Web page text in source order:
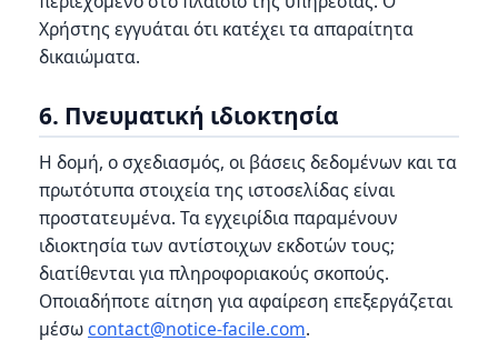
Χρήστης εγγυάται ότι κατέχει τα απαραίτητα
δικαιώματα.
6. Πνευματική ιδιοκτησία
Η δομή, ο σχεδιασμός, οι βάσεις δεδομένων και τα
πρωτότυπα στοιχεία της ιστοσελίδας είναι
προστατευμένα. Τα εγχειρίδια παραμένουν
ιδιοκτησία των αντίστοιχων εκδοτών τους;
διατίθενται για πληροφοριακούς σκοπούς.
Οποιαδήποτε αίτηση για αφαίρεση επεξεργάζεται
μέσωcontact@notice-facile.com.